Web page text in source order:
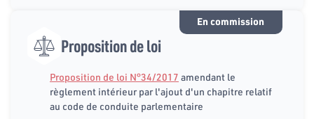
En commission
Proposition de loi
Proposition de loi N°34/2017 amendant le
règlement intérieur par l'ajout d'un chapitre relatif
au code de conduite parlementaire